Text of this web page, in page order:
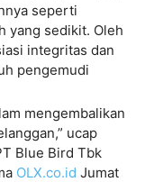
seperti
yang sedikit. Oleh
integritas dan
pengemudi
mengembalikan
ucap
Blue Bird Tbk
OLX.co.id Jumat